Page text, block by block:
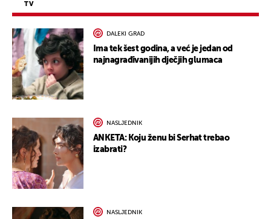
TV
DALEKI GRAD
Ima tek šest godina, a već je jedan od
najnagrađivanijih dječjih glumaca
NASLJEDNIK
ANKETA: Koju ženu bi Serhat trebao
izabrati?
NASLJEDNIK